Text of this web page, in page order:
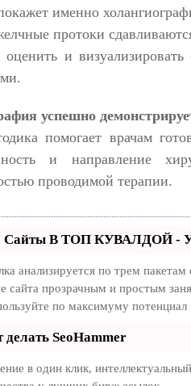
именно
протоки
и
успешно
помогает врачам
и направление
проводимой терапии.
Сайты В ТОП КУВАЛДОЙ -
анализируется по трем
сайта прозрачным и простым
по максимуму
делать SeoHammer
в один клик,